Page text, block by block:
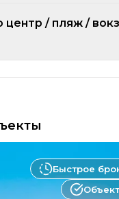
центр / пляж /
Быстрое